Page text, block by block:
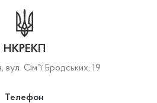
НКРЕКП
вул. Сімʼї Бродських, 19
Телефон